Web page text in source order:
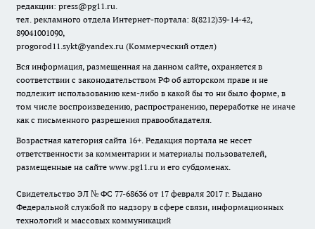
редакции: press@pg11.ru.
тел. рекламного отдела Интернет-портала: 8(8212)39-14-42,
89041001090,
progorod11.sykt@yandex.ru (Коммерческий отдел)
Вся информация, размещенная на данном сайте, охраняется в
соответствии с законодательством РФ об авторском праве и не
подлежит использованию кем-либо в какой бы то ни было форме, в
том числе воспроизведению, распространению, переработке не иначе
как с письменного разрешения правообладателя.
Возрастная категория сайта 16+. Редакция портала не несет
ответственности за комментарии и материалы пользователей,
размещенные на сайте www.pg11.ru и его субдоменах.
Свидетельство ЭЛ № ФС 77-68636 от 17 февраля 2017 г. Выдано
Федеральной службой по надзору в сфере связи, информационных
технологий и массовых коммуникаций